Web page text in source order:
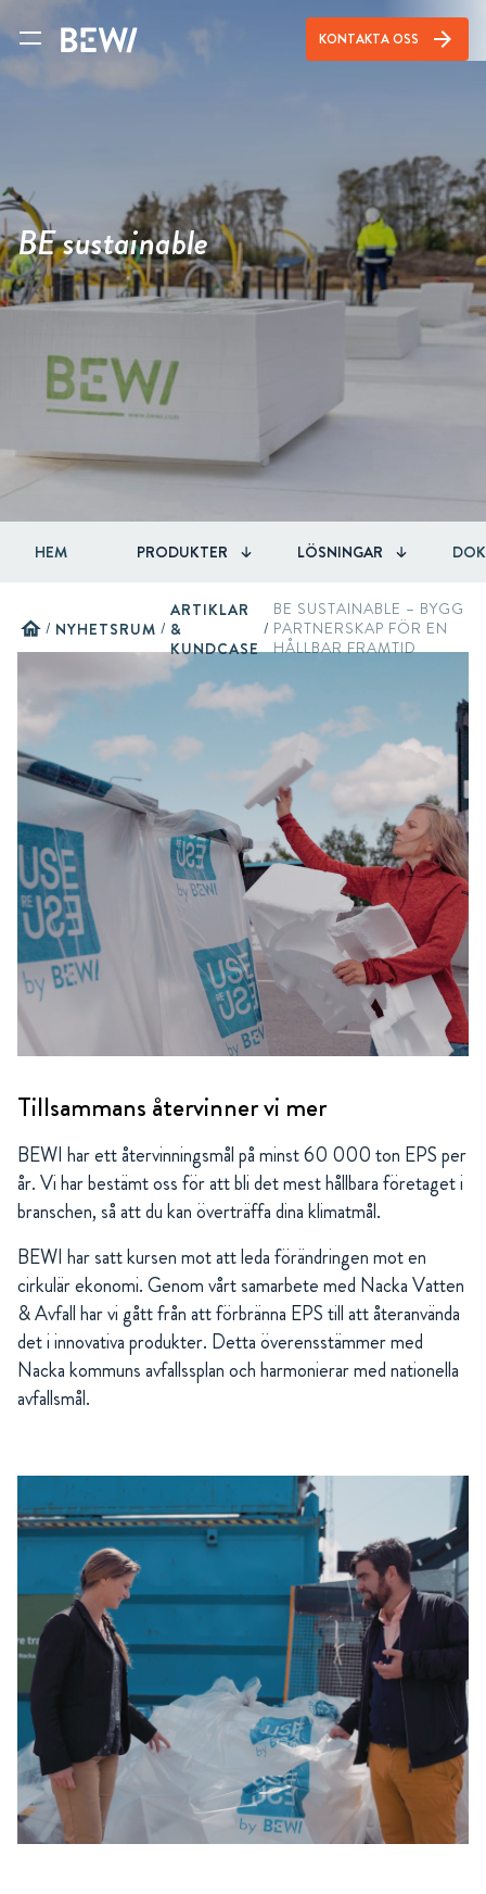
KONTAKTA OSS arrow_forward
BE sustainable
HEM PRODUKTER LÖSNINGAR
home / NYHETSRUM /
ARTIKLAR
&
KUNDCASE
/
BE SUSTAINABLE – BYGG
PARTNERSKAP FÖR EN
HÅLLBAR FRAMTID
Tillsammans återvinner vi mer
BEWI har ett återvinningsmål på minst 60 000 ton EPS per
år. Vi har bestämt oss för att bli det mest hållbara företaget i
branschen, så att du kan överträffa dina klimatmål.
BEWI har satt kursen mot att leda förändringen mot en
cirkulär ekonomi. Genom vårt samarbete med Nacka Vatten
& Avfall har vi gått från att förbränna EPS till att återanvända
det i innovativa produkter. Detta överensstämmer med
Nacka kommuns avfallssplan och harmonierar med nationella
avfallsmål.